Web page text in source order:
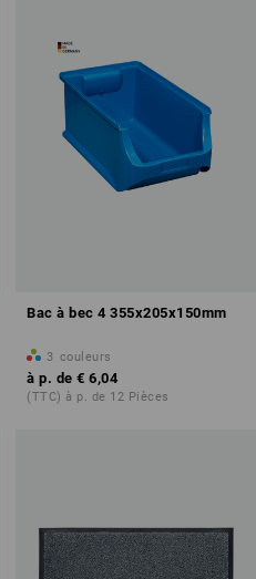
Bac à bec 4 355x205x150mm
3 couleurs
à p. de € 6,04
(TTC) à p. de 12 Pièces